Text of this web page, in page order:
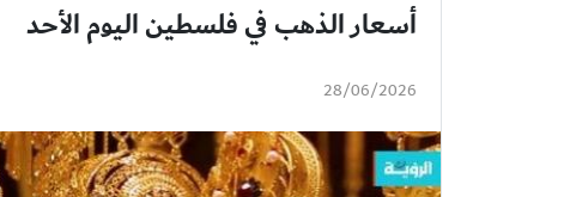
أسعار الذهب في فلسطين اليوم الأحد
28/06/2026